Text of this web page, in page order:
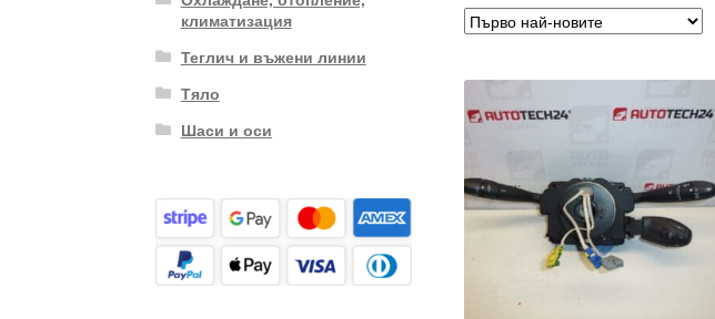
климатизация
Теглич и въжени линии
Тяло
Шаси и оси